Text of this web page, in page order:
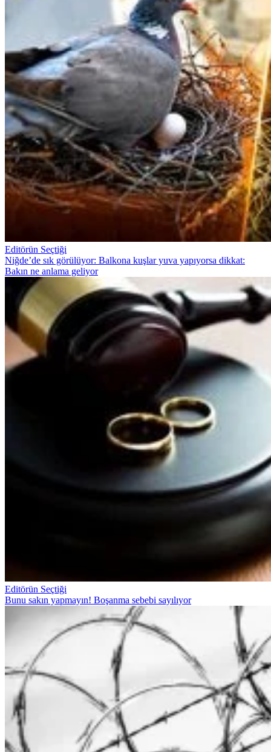
Editörün Seçtiği
Niğde’de sık görülüyor: Balkona kuşlar yuva yapıyorsa dikkat:
Bakın ne anlama geliyor
Editörün Seçtiği
Bunu sakın yapmayın! Boşanma sebebi sayılıyor